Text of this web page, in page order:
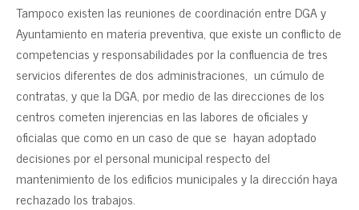
Tampoco existen las reuniones de coordinación entre DGA y
Ayuntamiento en materia preventiva, que existe un conflicto de
competencias y responsabilidades por la confluencia de tres
servicios diferentes de dos administraciones, un cúmulo de
contratas, y que la DGA, por medio de las direcciones de los
centros cometen injerencias en las labores de oficiales y
oficialas que como en un caso de que se hayan adoptado
decisiones por el personal municipal respecto del
mantenimiento de los edificios municipales y la dirección haya
rechazado los trabajos.